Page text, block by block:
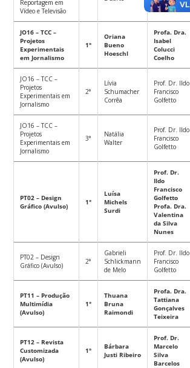
Reportagem em
Vídeo e Televisão
Crocomo
JO16 – TCC –
Projetos
Experimentais
em Jornalismo
1°
Oriana
Bueno
Hoeschl
Profa. Dra.
Isabel
Colucci
Coelho
JO16 – TCC –
Projetos
Experimentais em
Jornalismo
2°
Lívia
Schumacher
Corrêa
Prof. Dr. Ildo
Francisco
Golfetto
JO16 – TCC –
Projetos
Experimentais em
Jornalismo
3°
Natália
Walter
Prof. Dr. Ildo
Francisco
Golfetto
PT02 – Design
Gráfico (Avulso)
1°
Luísa
Michels
Surdi
Prof. Dr.
Ildo
Francisco
Golfetto
Profa. Dra.
Valentina
da Silva
Nunes
PT02 – Design
Gráfico (Avulso)
2°
Gabrieli
Schlickmann
de Melo
Prof. Dr. Ildo
Francisco
Golfetto
PT11 – Produção
Multimídia
(Avulso)
1°
Thuana
Bruna
Raimondi
Profa. Dra.
Tattiana
Gonçalves
Teixeira
PT12 – Revista
Customizada
(Avulso)
1°
Bárbara
Justi Ribeiro
Prof. Dr.
Marcelo
Silva
Barcelos